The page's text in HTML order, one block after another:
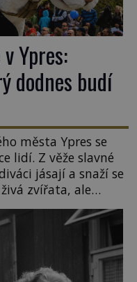
Ypres:
dodnes budí
města Ypres se
lidí. Z věže slavné
jásají a snaží se
zvířata, ale
to ale bylo jinak.
jeden z
zvyků […]